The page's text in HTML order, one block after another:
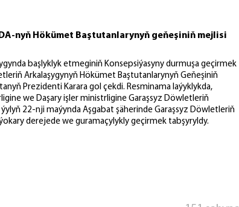
nyň Hökümet Baştutanlarynyň geňeşiniň mejlisi
başlyklyk etmeginiň Konsepsiýasyny durmuşa geçirmek
Arkalaşygynyň Hökümet Baştutanlarynyň Geňeşiniň
Prezidenti Karara gol çekdi. Resminama laýyklykda,
we Daşary işler ministrligine Garaşsyz Döwletleriň
22-nji maýynda Aşgabat şäherinde Garaşsyz Döwletleriň
derejede we guramaçylykly geçirmek tabşyryldy.